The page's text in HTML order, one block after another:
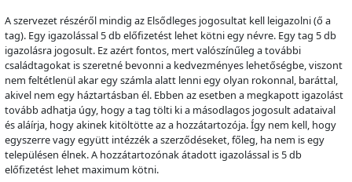
A szervezet részéről mindig az Elsődleges jogosultat kell leigazolni (ő a
tag). Egy igazolással 5 db előfizetést lehet kötni egy névre. Egy tag 5 db
igazolásra jogosult. Ez azért fontos, mert valószínűleg a további
családtagokat is szeretné bevonni a kedvezményes lehetőségbe, viszont
nem feltétlenül akar egy számla alatt lenni egy olyan rokonnal, baráttal,
akivel nem egy háztartásban él. Ebben az esetben a megkapott igazolást
tovább adhatja úgy, hogy a tag tölti ki a másodlagos jogosult adataival
és aláírja, hogy akinek kitöltötte az a hozzátartozója. Így nem kell, hogy
egyszerre vagy együtt intézzék a szerződéseket, főleg, ha nem is egy
településen élnek. A hozzátartozónak átadott igazolással is 5 db
előfizetést lehet maximum kötni.